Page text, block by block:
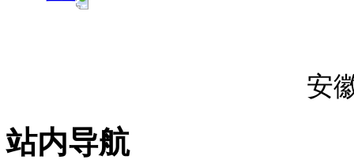
安
站内导航